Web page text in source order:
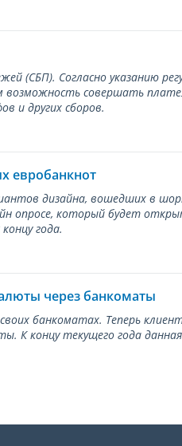
(СБП). Согласно указанию
совершать
и других сборов.
евробанкнот
дизайна, вошедших в
опросе, который будет
года.
через банкоматы
банкоматах. Теперь
К концу текущего года